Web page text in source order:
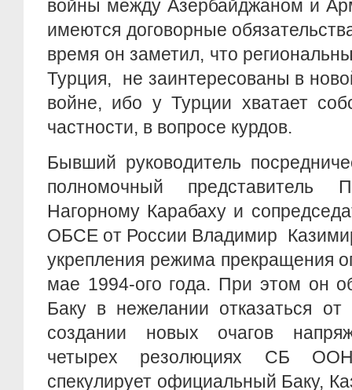
войны между Азербайджаном и
имеются договорные
время он заметил, что
Турция, не заинтересованы в
войне, ибо у Турции хватает
частности, в вопросе курдов.
Бывший руководитель
полномочный
Нагорному Карабаху и
ОБСЕ от России Владимир
укрепления режима прекращения
мае 1994-ого года. При этом он
Баку в нежелании отказаться
создании новых очагов
четырех резолюциях СБ
спекулирует официальный Баку,